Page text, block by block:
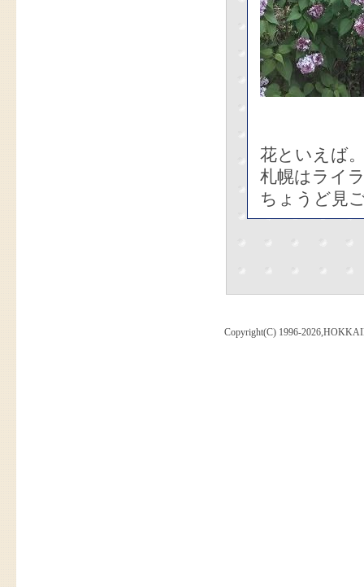
花といえば
札幌はライ
ちょうど見
Copyright(C) 1996-